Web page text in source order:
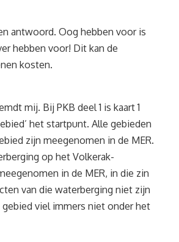
antwoord. Oog hebben voor is
hebben voor! Dit kan de
kosten.
mij. Bij PKB deel 1 is kaart 1
het startpunt. Alle gebieden
zijn meegenomen in de MER.
op het Volkerak-
in de MER, in die zin
van die waterberging niet zijn
viel immers niet onder het